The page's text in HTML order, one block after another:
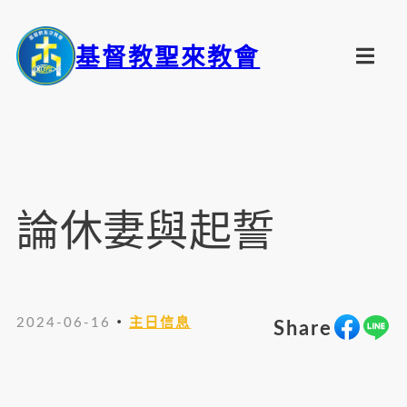
基督教聖來教會
論休妻與起誓
2024-06-16 ・主日信息 Share